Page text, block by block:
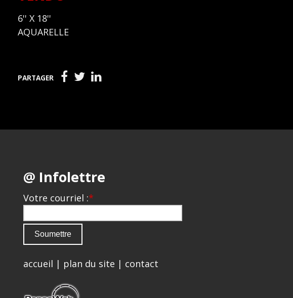
6'' X 18''
AQUARELLE
PARTAGER
@ Infolettre
Votre courriel :*
accueil | plan du site | contact